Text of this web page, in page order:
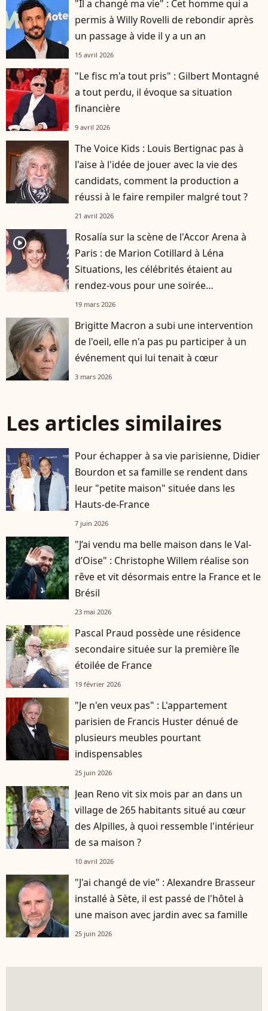
"Il a changé ma vie" : Cet homme qui a
permis à Willy Rovelli de rebondir après
un passage à vide il y a un an
15 avril 2026
"Le fisc m'a tout pris" : Gilbert Montagné
a tout perdu, il évoque sa situation
financière
9 avril 2026
The Voice Kids : Louis Bertignac pas à
l'aise à l'idée de jouer avec la vie des
candidats, comment la production a
réussi à le faire rempiler malgré tout ?
21 avril 2026
player2
Rosalía sur la scène de l'Accor Arena à
Paris : de Marion Cotillard à Léna
Situations, les célébrités étaient au
rendez-vous pour une soirée
exceptionnelle
19 mars 2026
Brigitte Macron a subi une intervention
de l'oeil, elle n'a pas pu participer à un
événement qui lui tenait à cœur
3 mars 2026
Les articles similaires
Pour échapper à sa vie parisienne, Didier
Bourdon et sa famille se rendent dans
leur "petite maison" située dans les
Hauts-de-France
7 juin 2026
"J’ai vendu ma belle maison dans le Val-
d’Oise" : Christophe Willem réalise son
rêve et vit désormais entre la France et le
Brésil
23 mai 2026
Pascal Praud possède une résidence
secondaire située sur la première île
étoilée de France
19 février 2026
"Je n'en veux pas" : L'appartement
parisien de Francis Huster dénué de
plusieurs meubles pourtant
indispensables
25 juin 2026
Jean Reno vit six mois par an dans un
village de 265 habitants situé au cœur
des Alpilles, à quoi ressemble l'intérieur
de sa maison ?
10 avril 2026
"J'ai changé de vie" : Alexandre Brasseur
installé à Sète, il est passé de l'hôtel à
une maison avec jardin avec sa famille
25 juin 2026